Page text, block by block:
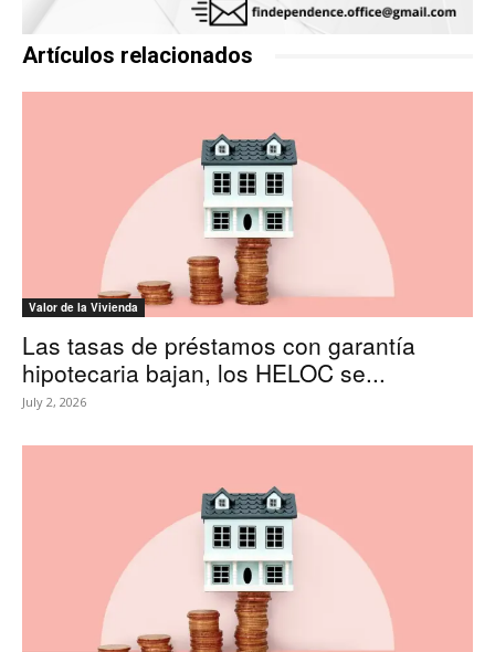
Artículos relacionados
Valor de la Vivienda
Las tasas de préstamos con garantía
hipotecaria bajan, los HELOC se...
July 2, 2026